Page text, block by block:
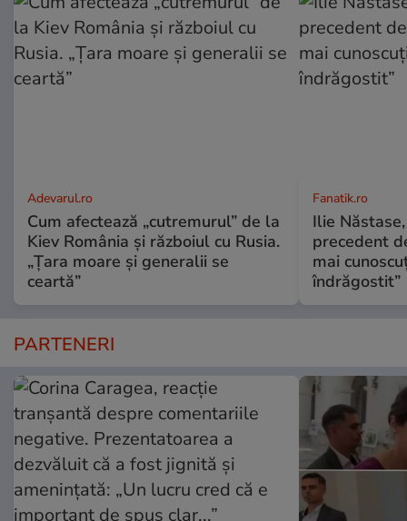
Adevarul.ro
Cum afectează „cutremurul” de la
Kiev România și războiul cu Rusia.
„Țara moare și generalii se
ceartă”
Fanatik.ro
Ilie
precedent
mai
îndrăgostit”
PARTENERI